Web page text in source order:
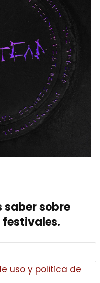
saber sobre
uso y política de